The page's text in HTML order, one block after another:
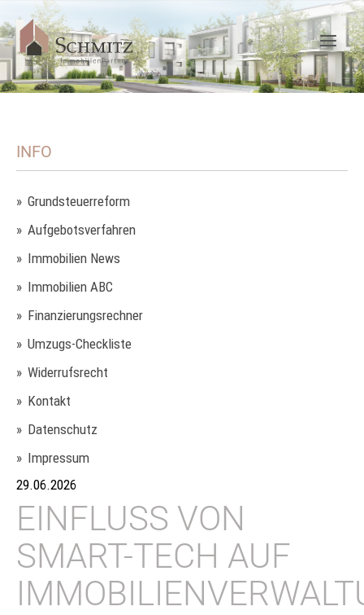
29.06.2026
EINFLUSS VON
SMART-TECH AUF
INFO
Grundsteuerreform
Aufgebotsverfahren
Immobilien News
Immobilien ABC
Finanzierungsrechner
Umzugs-Checkliste
Widerrufsrecht
Kontakt
Datenschutz
Impressum